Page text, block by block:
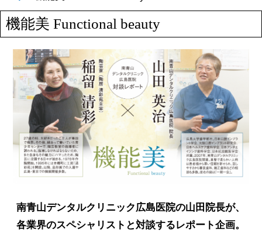
機能美 Functional beauty
南青山デンタルクリニック広島医院の山田院長が、
各業界のスペシャリストと対談するレポート企画。